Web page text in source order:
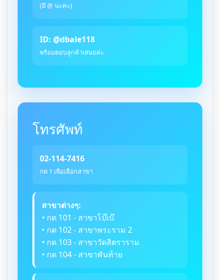
(มี @ นะคะ)
ID: @dbale118
พร้อมตอบลูกค้าเสมอค่ะ
โทรศัพท์
02-114-7416
กด 1 เพื่อเลือกสาขา
สาขาต่างๆ:
• กด 101 - สาขาโบ๊เบ๊
• กด 102 - สาขาพระราม 2
• กด 103 - สาขาวัดสิตราราม
• กด 104 - สาขาพันท้าย